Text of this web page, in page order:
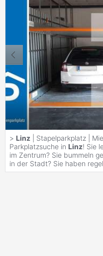
> Linz | Stapelparkplatz |
Parkplatzsuche in Linz! Sie
im Zentrum? Sie bummeln
in der Stadt? Sie haben